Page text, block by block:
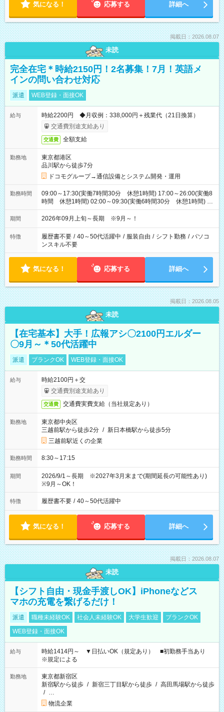
気になる！ 応募する 詳細へ
掲載日：2026.08.07
未読
完全在宅＊時給2150円！2名募集！7月！英語メ
インの問い合わせ対応
派遣 WEB登録・面接OK
給与
時給2200円 ◆月収例：338,000円＋残業代（21日換算）
交通費別途支給あり
交通費 全額支給
勤務地
東京都港区
品川駅から徒歩7分
ドコモグループ→通信設備とシステム開発・運用
勤務時間
09:00～17:30(実働7時間30分 休憩1時間) 17:00～26:00(実働8
時間 休憩1時間) 02:00～09:30(実働6時間30分 休憩1時間) ※
日勤は就業時間1/夜勤は就業時間2.3を連続で行って頂きます
期間 2026年09月上旬～長期 ※9月～！
特徴 履歴書不要 / 40～50代活躍中 / 服装自由 / シフト勤務 / パソコ
ンスキル不要
気になる！ 応募する 詳細へ
掲載日：2026.08.05
未読
【在宅基本】大手！広報アシ〇2100円エルダー
〇9月～＊50代活躍中
派遣 ブランクOK WEB登録・面接OK
給与
時給2100円＋交
交通費別途支給あり
交通費 交通費実費支給（当社規定あり）
勤務地
東京都中央区
三越前駅から徒歩2分 / 新日本橋駅から徒歩5分
三越前駅近くの企業
勤務時間 8:30～17:15
期間
2026/9/1～長期 ※2027年3月末まで(期間延長の可能性あり)
※9月～OK！
特徴 履歴書不要 / 40～50代活躍中
気になる！ 応募する 詳細へ
掲載日：2026.08.07
未読
【シフト自由・現金手渡しOK】iPhoneなどス
マホの充電を繋げるだけ！
派遣 職種未経験OK 社会人未経験OK 大学生歓迎
ブランクOK
WEB登録・面接OK
給与
時給1414円～ ▼日払いOK（規定あり） ■初勤務手当あり
※規定による
勤務地
東京都新宿区
新宿駅から徒歩 / 新宿三丁目駅から徒歩 / 高田馬場駅から徒歩
/ …
物流企業